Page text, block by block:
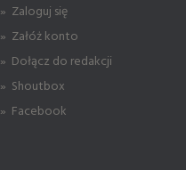
» Zaloguj się
» Załóż konto
» Dołącz do redakcji
» Shoutbox
» Facebook